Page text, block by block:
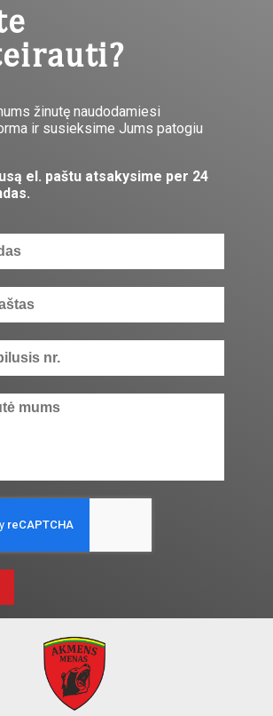
žinutę naudodamiesi
ir susieksime Jums patogiu
el. paštu atsakysime per 24